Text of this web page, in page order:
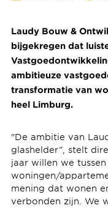
Laudy Bouw &
bijgekregen dat
ambitieuze
transformatie van
heel Limburg.
"De ambitie van
glashelder”, stelt
jaar willen we
woningen/
mening dat wonen
verbonden zijn. We